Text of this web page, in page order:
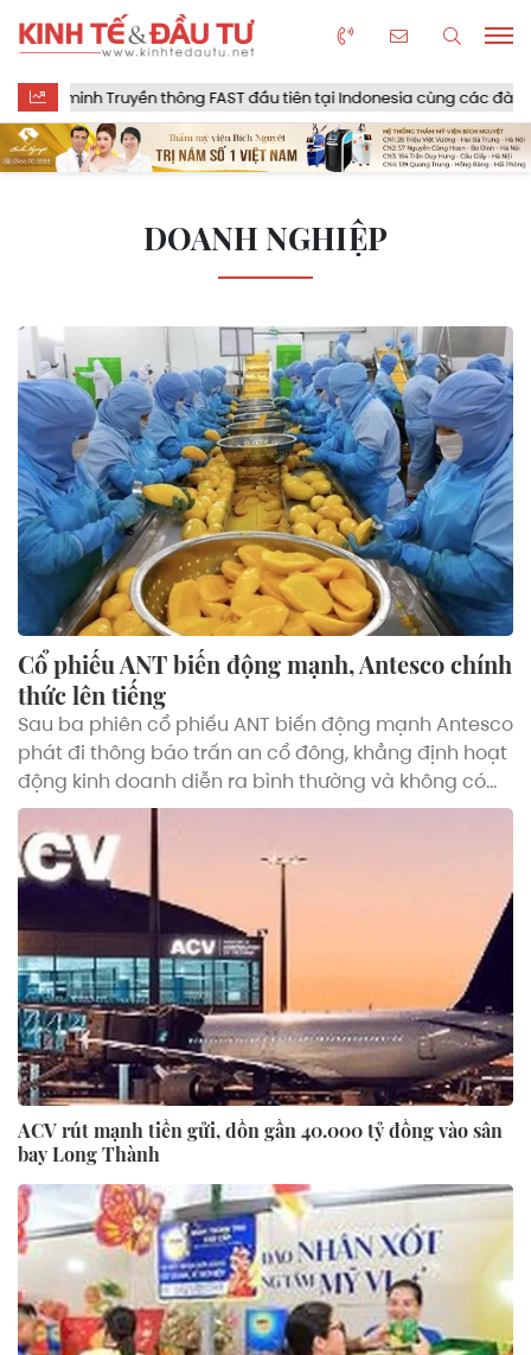
minh Truyền thông FAST đầu tiên tại Indonesia cùng các đài truyền
DOANH NGHIỆP
Cổ phiếu ANT biến động mạnh, Antesco chính
thức lên tiếng
Sau ba phiên cổ phiếu ANT biến động mạnh Antesco
phát đi thông báo trấn an cổ đông, khẳng định hoạt
động kinh doanh diễn ra bình thường và không có
thông tin trọng yếu chưa được công bố.
ACV rút mạnh tiền gửi, dồn gần 40.000 tỷ đồng vào sân
bay Long Thành